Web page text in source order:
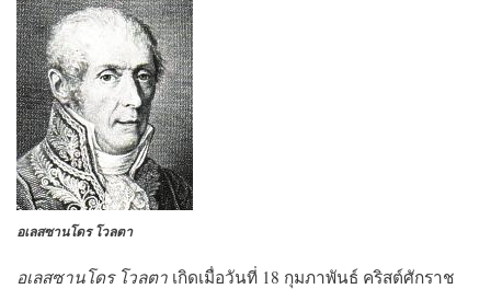
อเลสซานโดร โวลตา
อเลสซานโดร โวลตา เกิดเมื่อวันที่ 18 กุมภาพันธ์ คริสต์ศักราช